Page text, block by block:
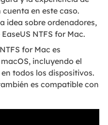
en este caso.
idea sobre ordenadores,
NTFS for Mac.
for Mac es
incluyendo el
todos los dispositivos.
es compatible con